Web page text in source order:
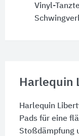
Vinyl-
Harlequin
Harlequin
Pads für eine
Stoßdämpfung